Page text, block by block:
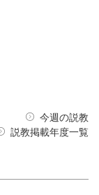
今週の説教
説教掲載年度一覧